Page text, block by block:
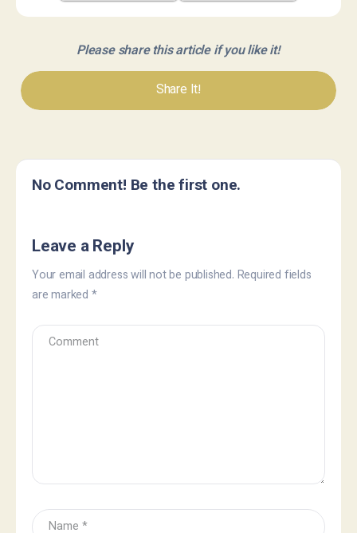
Please share this article if you like it!
Share It!
No Comment! Be the first one.
Leave a Reply
Your email address will not be published. Required fields
are marked *